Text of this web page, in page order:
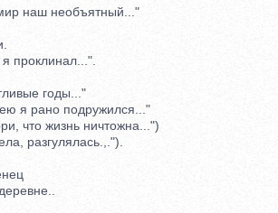
наш необъятный..."
проклинал...".
годы..."
я рано подружился..."
что жизнь ничтожна...")
разгулялась.,.").